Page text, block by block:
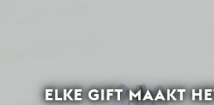
ELKE GIFT MAAKT